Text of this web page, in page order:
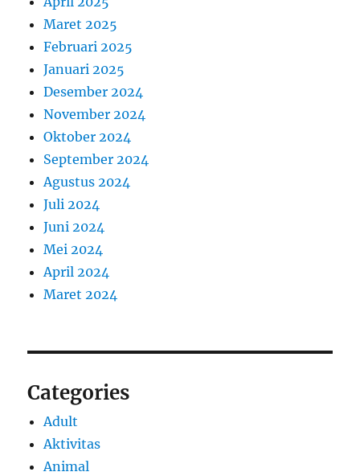
Maret 2025
Februari 2025
Januari 2025
Desember 2024
November 2024
Oktober 2024
September 2024
Agustus 2024
Juli 2024
Juni 2024
Mei 2024
April 2024
Maret 2024
Categories
Adult
Aktivitas
Animal